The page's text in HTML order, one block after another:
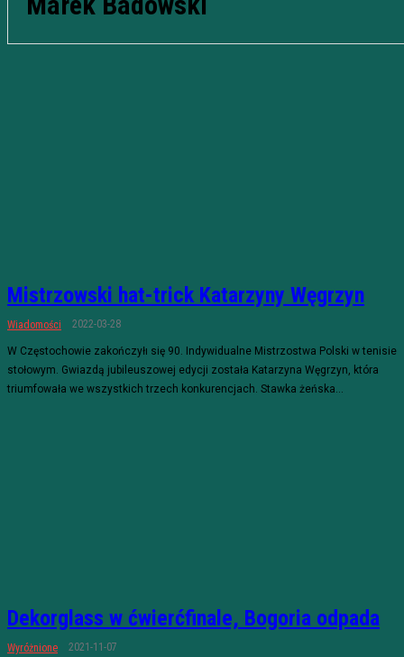
Mistrzowski hat-trick Katarzyny Węgrzyn
Wiadomości 2022-03-28
W Częstochowie zakończyłı się 90. Indywidualne Mistrzostwa Polski w tenisie
stołowym. Gwiazdą jubileuszowej edycji została Katarzyna Węgrzyn, która
triumfowała we wszystkich trzech konkurencjach. Stawka żeńska...
Dekorglass w ćwierćfinale, Bogoria odpada
Wyróżnione 2021-11-07